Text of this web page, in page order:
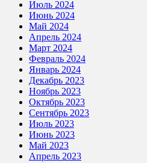
Июль 2024
Июнь 2024
Май 2024
Апрель 2024
Март 2024
Февраль 2024
Январь 2024
Декабрь 2023
Ноябрь 2023
Октябрь 2023
Сентябрь 2023
Июль 2023
Июнь 2023
Май 2023
Апрель 2023